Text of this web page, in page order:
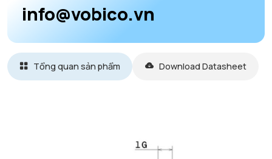
info@vobico.vn
Tổng quan sản phẩm Download Datasheet